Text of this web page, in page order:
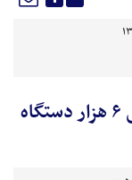
بررسی پشت پرده واردات غیرقانونی ۶ هزار دستگاه